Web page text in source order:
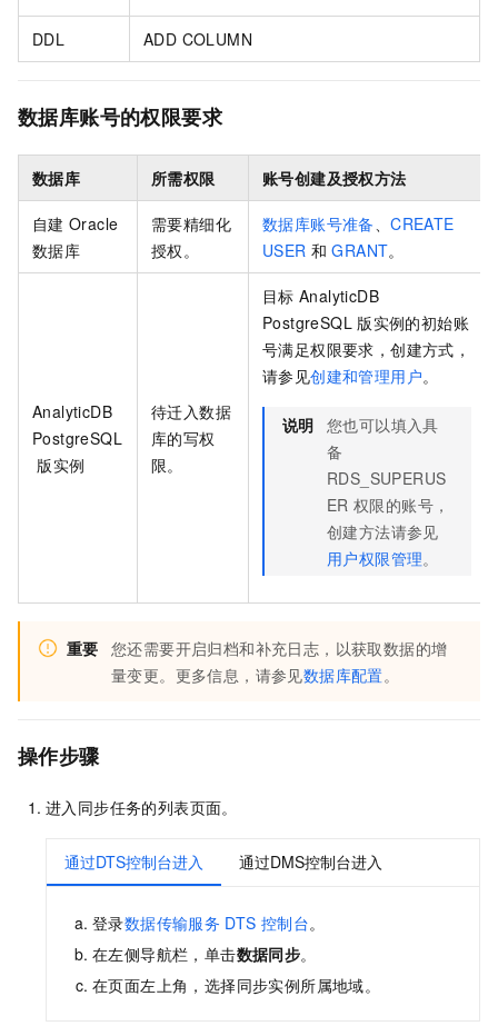
DDL ADD COLUMN
数据库账号的权限要求
数据库 所需权限 账号创建及授权方法
自建 Oracle
数据库
需要精细化
授权。
数据库账号准备 、CREATE
USER 和 GRANT。
AnalyticDB
PostgreSQL
版实例
待迁入数据
库的写权
限。
目标 AnalyticDB
PostgreSQL 版实例的初始账
号满足权限要求，创建方式，
请参见创建和管理用户。
说明 您也可以填入具
备
RDS_SUPERUS
ER 权限的账号，
创建方法请参见
用户权限管理。
重要 您还需要开启归档和补充日志，以获取数据的增
量变更。更多信息，请参见数据库配置。
操作步骤
进入同步任务的列表页面。
通过DTS控制台进入 通过DMS控制台进入
登录数据传输服务 DTS 控制台。
在左侧导航栏，单击数据同步。
在页面左上角，选择同步实例所属地域。